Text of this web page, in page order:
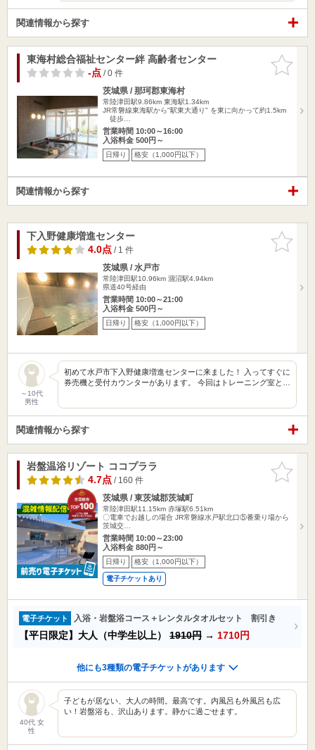
関連情報から探す
お気に入
りに追加
東海村総合福祉センター絆 高齢者センター
-点/ 0 件
茨城県 / 那珂郡東海村
常陸津田駅9.86km 東海駅1.34km
JR常磐線東海駅から"駅東大通り" を東に向かって約1.5km
徒歩…
営業時間 10:00～16:00
入浴料金 500円～
日帰り 格安（1,000円以下）
関連情報から探す
お気に入
りに追加
下入野健康増進センター
4.0点/ 1 件
茨城県 / 水戸市
常陸津田駅10.96km 涸沼駅4.94km
県道40号経由
営業時間 10:00～21:00
入浴料金 500円～
日帰り 格安（1,000円以下）
～10代
男性
初めて水戸市下入野健康増進センターに来ました！ 入ってすぐに
券売機と受付カウンターがあります。 今回はトレーニング室と…
関連情報から探す
お気に入
りに追加
岩盤温浴リゾート ココプララ
4.7点/ 160 件
茨城県 / 東茨城郡茨城町
常陸津田駅11.15km 赤塚駅6.51km
〇電車でお越しの場合 JR常磐線水戸駅北口⑤番乗り場から
茨城交…
営業時間 10:00～23:00
入浴料金 880円～
日帰り 格安（1,000円以下）
電子チケットあり
電子チケット 入浴・岩盤浴コース＋レンタルタオルセット 割引き
【平日限定】大人（中学生以上） 1910円 → 1710円
他にも3種類の電子チケットがあります
40代 女
性
子どもが居ない、大人の時間。最高です。内風呂も外風呂も広
い！岩盤浴も、沢山あります。静かに過ごせます。